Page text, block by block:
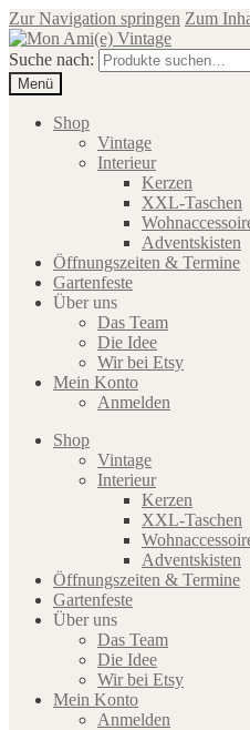
Zur Navigation springen Zum
Suche nach:
Menü
Shop
Vintage
Interieur
Kerzen
XXL-Taschen
Adventskisten
Öffnungszeiten & Termine
Gartenfeste
Über uns
Das Team
Die Idee
Wir bei Etsy
Mein Konto
Anmelden
Shop
Vintage
Interieur
Kerzen
XXL-Taschen
Adventskisten
Öffnungszeiten & Termine
Gartenfeste
Über uns
Das Team
Die Idee
Wir bei Etsy
Mein Konto
Anmelden